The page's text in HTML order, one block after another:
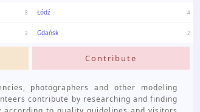
8 Łódź 4
2 Gdańsk 2
Contribute
photographers and other modeling
contribute by researching and finding